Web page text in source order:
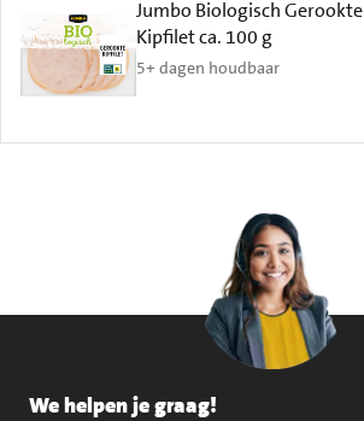
Jumbo Biologisch Gerookte
Kipfilet ca. 100 g
5+ dagen houdbaar
We helpen je graag!